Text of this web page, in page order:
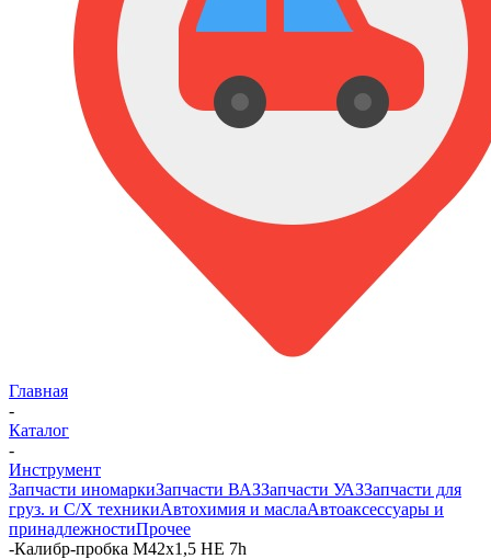
Главная
-
Каталог
-
Инструмент
Запчасти иномаркиЗапчасти ВАЗЗапчасти УАЗЗапчасти для
груз. и С/Х техникиАвтохимия и маслаАвтоаксессуары и
принадлежностиПрочее
-Калибр-пробка М42х1,5 НЕ 7h